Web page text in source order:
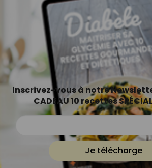
Inscrivez-vous à notre
CADEAU 10 recettes
Je télécharge